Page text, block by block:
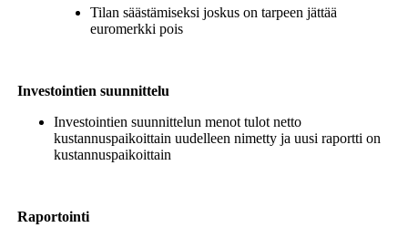
Tilan säästämiseksi joskus on tarpeen jättää
euromerkki pois
Investointien suunnittelu
Investointien suunnittelun menot tulot netto
kustannuspaikoittain uudelleen nimetty ja uusi raportti on
kustannuspaikoittain
Raportointi